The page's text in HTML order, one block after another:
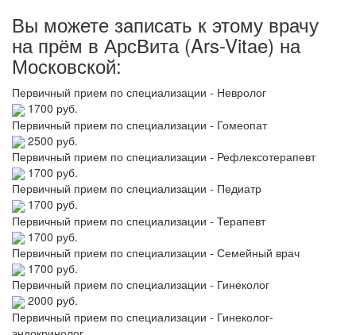
Вы можете записать к этому врачу
на прём в АрсВита (Ars-Vitae) на
Московской:
Первичный прием по специализации - Невролог
1700 руб.
Первичный прием по специализации - Гомеопат
2500 руб.
Первичный прием по специализации - Рефлексотерапевт
1700 руб.
Первичный прием по специализации - Педиатр
1700 руб.
Первичный прием по специализации - Терапевт
1700 руб.
Первичный прием по специализации - Семейный врач
1700 руб.
Первичный прием по специализации - Гинеколог
2000 руб.
Первичный прием по специализации - Гинеколог-